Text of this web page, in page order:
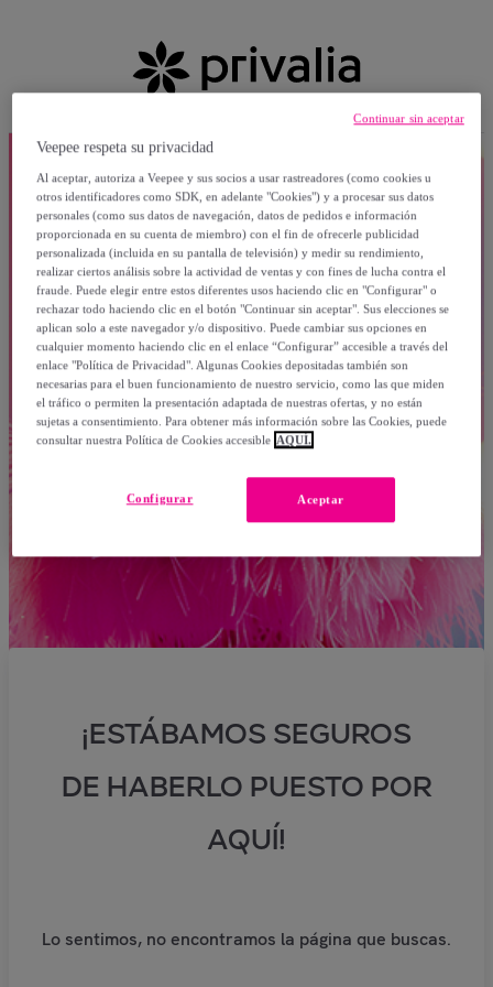
¡ESTÁBAMOS SEGUROS
DE HABERLO PUESTO POR
AQUÍ!
Lo sentimos, no encontramos la página que buscas.
Veepee respeta su privacidad
Al aceptar, autoriza a Veepee y sus socios a usar rastreadores (como cookies u
otros identificadores como SDK, en adelante "Cookies") y a procesar sus datos
personales (como sus datos de navegación, datos de pedidos e información
proporcionada en su cuenta de miembro) con el fin de ofrecerle publicidad
personalizada (incluida en su pantalla de televisión) y medir su rendimiento,
realizar ciertos análisis sobre la actividad de ventas y con fines de lucha contra el
fraude. Puede elegir entre estos diferentes usos haciendo clic en "Configurar" o
rechazar todo haciendo clic en el botón "Continuar sin aceptar". Sus elecciones se
aplican solo a este navegador y/o dispositivo. Puede cambiar sus opciones en
cualquier momento haciendo clic en el enlace “Configurar” accesible a través del
enlace "Política de Privacidad". Algunas Cookies depositadas también son
necesarias para el buen funcionamiento de nuestro servicio, como las que miden
el tráfico o permiten la presentación adaptada de nuestras ofertas, y no están
sujetas a consentimiento. Para obtener más información sobre las Cookies, puede
consultar nuestra Política de Cookies accesible AQUÍ.
Aceptar
Configurar
Continuar sin aceptar